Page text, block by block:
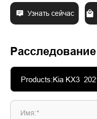
Узнать сейчас
Расследование
Имя:*